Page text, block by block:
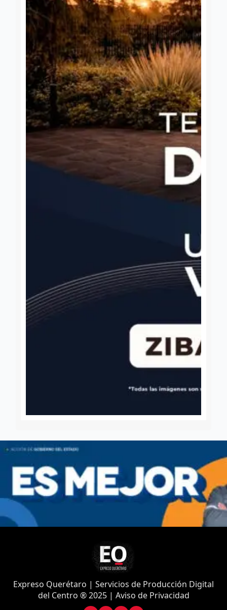
Expreso Querétaro | Servicios de Producción Digital
del Centro ® 2025 | Aviso de Privacidad